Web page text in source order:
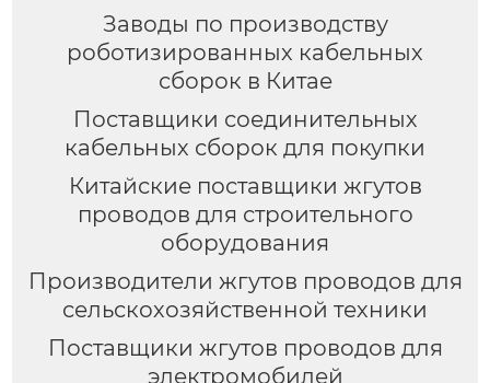
Заводы по производству
роботизированных кабельных
сборок в Китае
Поставщики соединительных
кабельных сборок для покупки
Китайские поставщики жгутов
проводов для строительного
оборудования
Производители жгутов проводов для
сельскохозяйственной техники
Поставщики жгутов проводов для
электромобилей